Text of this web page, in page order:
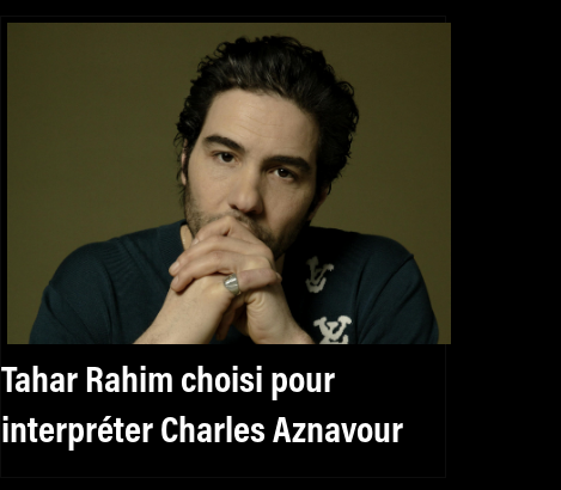
Tahar Rahim choisi pour
interpréter Charles Aznavour